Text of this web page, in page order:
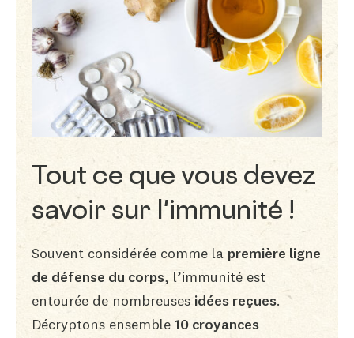
Tout ce que vous devez
savoir sur l'immunité !
Souvent considérée comme la première ligne
de défense du corps, l’immunité est
entourée de nombreuses idées reçues.
Décryptons ensemble 10 croyances